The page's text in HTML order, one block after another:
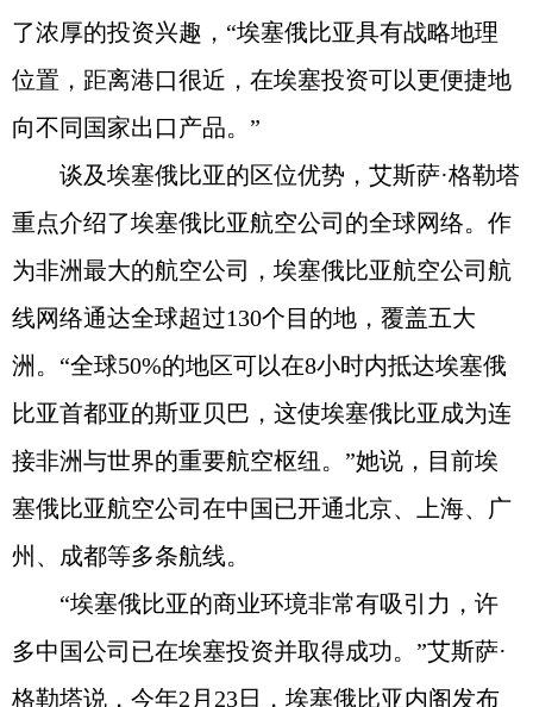
了浓厚的投资兴趣，“埃塞俄比亚具有战略地理
位置，距离港口很近，在埃塞投资可以更便捷地
向不同国家出口产品。”
谈及埃塞俄比亚的区位优势，艾斯萨·格勒塔
重点介绍了埃塞俄比亚航空公司的全球网络。作
为非洲最大的航空公司，埃塞俄比亚航空公司航
线网络通达全球超过130个目的地，覆盖五大
洲。“全球50%的地区可以在8小时内抵达埃塞俄
比亚首都亚的斯亚贝巴，这使埃塞俄比亚成为连
接非洲与世界的重要航空枢纽。”她说，目前埃
塞俄比亚航空公司在中国已开通北京、上海、广
州、成都等多条航线。
“埃塞俄比亚的商业环境非常有吸引力，许
多中国公司已在埃塞投资并取得成功。”艾斯萨·
格勒塔说，今年2月23日，埃塞俄比亚内阁发布